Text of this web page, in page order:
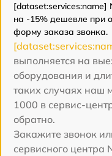
[dataset:services:name]
на -15% дешевле при
форму заказа звонка.
выполняется на
оборудования и
таких случаях наш
1000 в сервис-
обратно.
Закажите звонок
сервисного центра